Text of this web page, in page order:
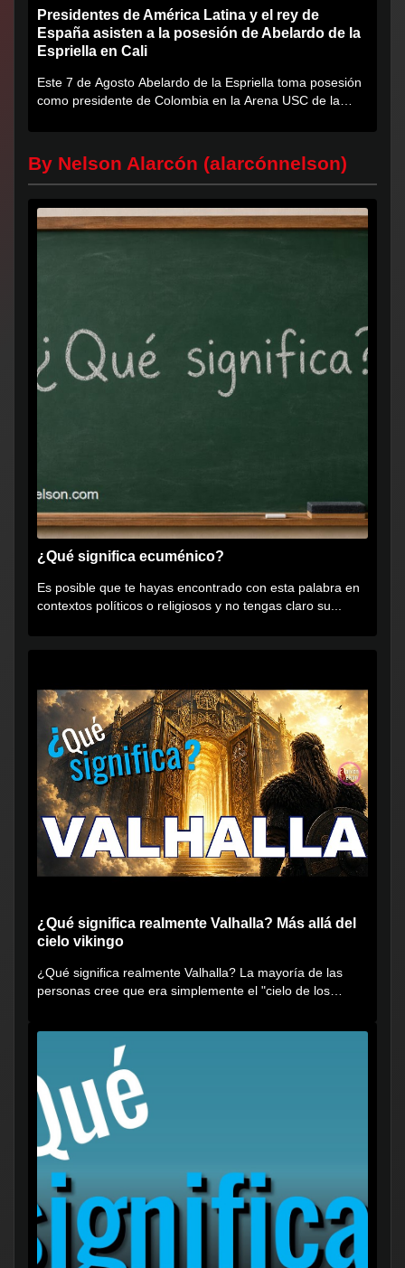
Presidentes de América Latina y el rey de
España asisten a la posesión de Abelardo de la
Espriella en Cali
Este 7 de Agosto Abelardo de la Espriella toma posesión
como presidente de Colombia en la Arena USC de la
By Nelson Alarcón (alarcónnelson)
¿Qué significa ecuménico?
Es posible que te hayas encontrado con esta palabra en
contextos políticos o religiosos y no tengas claro su...
¿Qué significa realmente Valhalla? Más allá del
cielo vikingo
¿Qué significa realmente Valhalla? La mayoría de las
personas cree que era simplemente el "cielo de los